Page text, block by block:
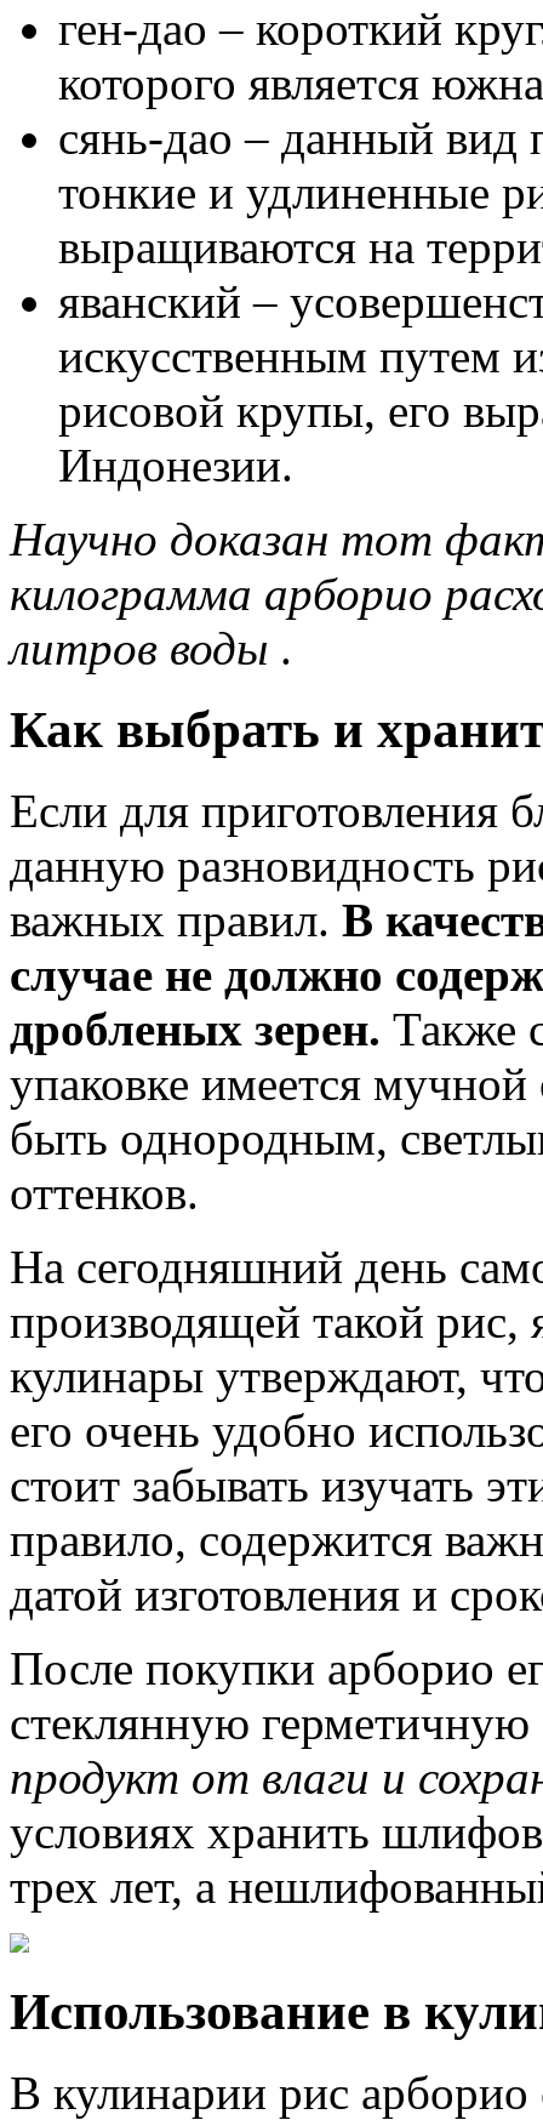
ген-дао – короткий
которого является
сянь-дао – данный вид
тонкие и удлиненные
выращиваются на
яванский –
искусственным путем
рисовой крупы, его
Индонезии.
Научно доказан тот
килограмма арборио
литров воды .
Как выбрать и
Если для приготовления
данную разновидность
важных правил. В
случае не должно
дробленых зерен. Также
упаковке имеется
быть однородным,
оттенков.
На сегодняшний день
производящей такой
кулинары утверждают,
его очень удобно
стоит забывать изучать
правило, содержится
датой изготовления и
После покупки арборио
стеклянную
продукт от влаги и
условиях хранить
трех лет, а
Использование в
В кулинарии рис арборио